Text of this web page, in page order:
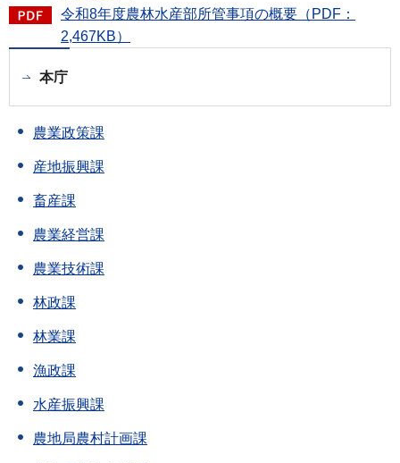
令和8年度農林水産部所管事項の概要（PDF：
2,467KB）
本庁
農業政策課
産地振興課
畜産課
農業経営課
農業技術課
林政課
林業課
漁政課
水産振興課
農地局農村計画課